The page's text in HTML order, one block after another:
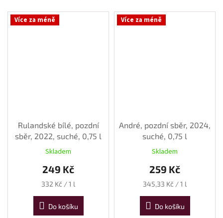
Více za méně
Rulandské bílé, pozdní
sběr, 2022, suché, 0,75 l
Skladem
249 Kč
Měrná
332 Kč / 1 l
Do košíku
Více za méně
André, pozdní sběr, 2024,
suché, 0,75 l
Skladem
259 Kč
Měrná
345,33 Kč / 1 l
Do košíku